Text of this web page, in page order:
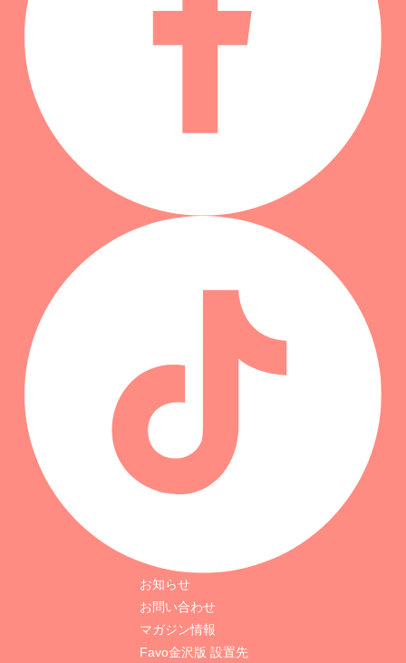
お知らせ
お問い合わせ
マガジン情報
Favo金沢版 設置先